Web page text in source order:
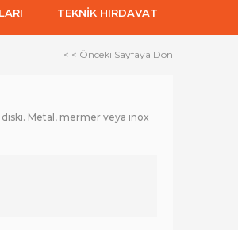
TEKNİK HIRDAVAT
< < Önceki Sayfaya Dön
Metal, mermer veya inox